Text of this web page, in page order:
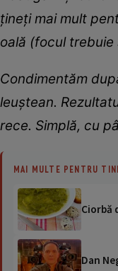
țineți mai mult
oală (focul
Condimentăm
leuștean.
rece. Simplă, cu
MAI MULTE PENTRU
Ciorbă
Dan